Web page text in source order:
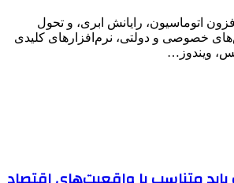
اتوماسیون، رایانش ابری، و تحول
خصوصی و دولتی، نرم‌افزارهای کلیدی
ویندوز…